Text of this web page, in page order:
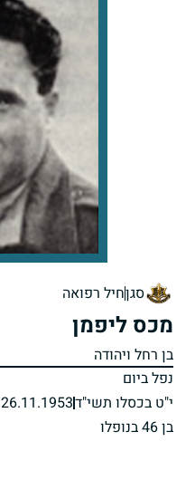
סגןחיל רפואה
מכס ליפמן
בן רחל ויהודה
נפל ביום
י"ט בכסלו תשי"ד26.11.1953
בן 46 בנופלו